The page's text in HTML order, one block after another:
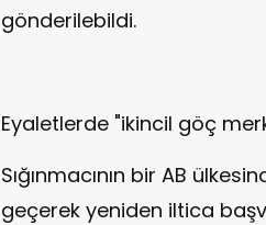
gönderilebildi.
Eyaletlerde "ikincil göç
Sığınmacının bir AB
geçerek yeniden iltica